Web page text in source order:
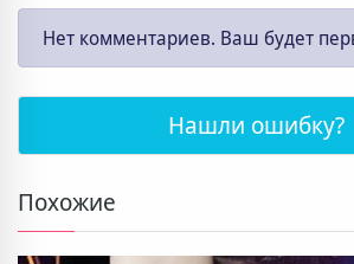
Нет комментариев. Ваш будет
Нашли ошибку?
Похожие